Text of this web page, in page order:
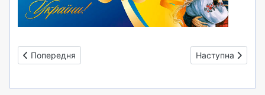
Попередня стаття: Вітаємо президента школи - 2018
Попередня Наступна
Наступна